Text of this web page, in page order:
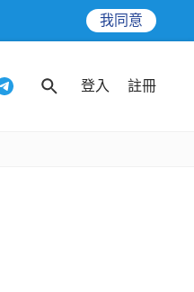
我同意
登入 註冊